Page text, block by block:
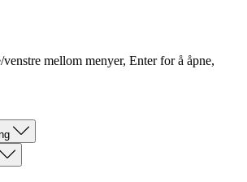
mellom menyer, Enter for å åpne,